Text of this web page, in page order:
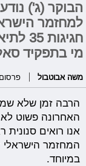
הבוקר (ג')
למחזמר
מי בתפקיד
משה אבוטבול פרסום ראשון:
הרבה זמן שלא
האחרונה פשוט
אנו רואים סנונית
המחזמר הישראלי
במיוחד.